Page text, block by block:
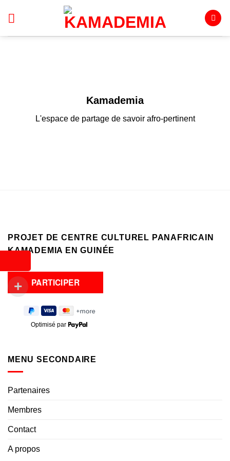
Kamademia
L'espace de partage de savoir afro-pertinent
PROJET DE CENTRE CULTUREL PANAFRICAIN
KAMADEMIA EN GUINÉE
Optimisé par
MENU SECONDAIRE
Partenaires
Membres
Contact
A propos